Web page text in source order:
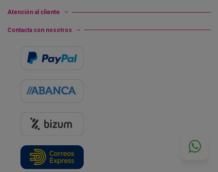
Atención al cliente
Contacta con nosotros